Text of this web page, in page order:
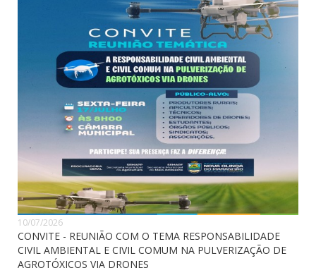
10/07/2026
CONVITE - REUNIÃO COM O TEMA RESPONSABILIDADE
CIVIL AMBIENTAL E CIVIL COMUM NA PULVERIZAÇÃO DE
AGROTÓXICOS VIA DRONES